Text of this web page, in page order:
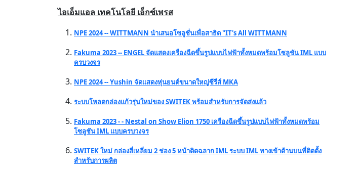
ไอเอ็มแอล เทคโนโลยี เอ็กซ์เพรส
NPE 2024 -- WITTMANN นำเสนอโซลูชั่นเพื่อสาธิต "IT's All WITTMANN
Fakuma 2023 -- ENGEL จัดแสดงเครื่องฉีดขึ้นรูปแบบไฟฟ้าทั้งหมดพร้อมโซลูชัน IML แบบ
ครบวงจร
NPE 2024 -- Yushin จัดแสดงหุ่นยนต์ขนาดใหญ่ซีรีส์ MKA
ระบบโหลดกล่องแก้วรุ่นใหม่ของ SWITEK พร้อมสำหรับการจัดส่งแล้ว
Fakuma 2023 - - Nestal on Show Elion 1750 เครื่องฉีดขึ้นรูปแบบไฟฟ้าทั้งหมดพร้อม
โซลูชัน IML แบบครบวงจร
SWITEK ใหม่ กล่องสี่เหลี่ยม 2 ช่อง 5 หน้าติดฉลาก IML ระบบ IML ทางเข้าด้านบนที่ติดตั้ง
สำหรับการผลิต